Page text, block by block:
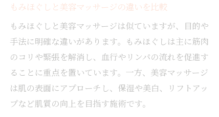
もみほぐしが代謝を上げるメカニズム解説
ダイエットサポートにもみほぐしを活用す
る
もみほぐしとダイエット効果の最新知見紹
介
もみほぐしで見た目が変わる理由解明
もみほぐしで見た目が変わる科学的メカニ
もみほぐしと美容マッサージの違いを比較
もみほぐしと美容マッサージは似ていますが、目的や
手法に明確な違いがあります。もみほぐしは主に筋肉
のコリや緊張を解消し、血行やリンパの流れを促進す
ることに重点を置いています。一方、美容マッサージ
は肌の表面にアプローチし、保湿や美白、リフトアッ
プなど肌質の向上を目指す施術です。